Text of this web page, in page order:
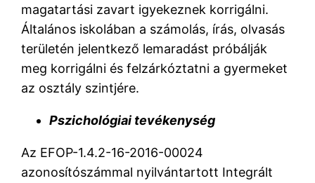
magatartási zavart igyekeznek korrigálni.
Általános iskolában a számolás, írás, olvasás
területén jelentkező lemaradást próbálják
meg korrigálni és felzárkóztatni a gyermeket
az osztály szintjére.
Pszichológiai tevékenység
Az EFOP-1.4.2-16-2016-00024
azonosítószámmal nyilvántartott Integrált